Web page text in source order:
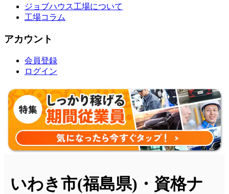
ジョブハウス工場について
工場コラム
アカウント
会員登録
ログイン
いわき市(福島県)・資格ナ